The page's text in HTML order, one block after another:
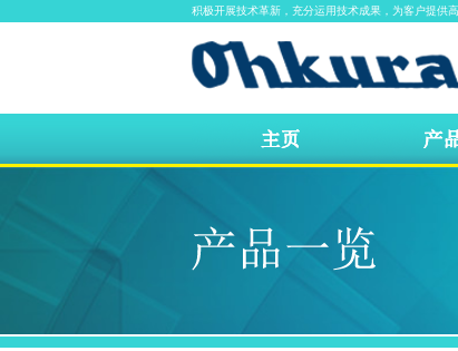
积极开展技术革新，充分运用技术成果，为客户提供